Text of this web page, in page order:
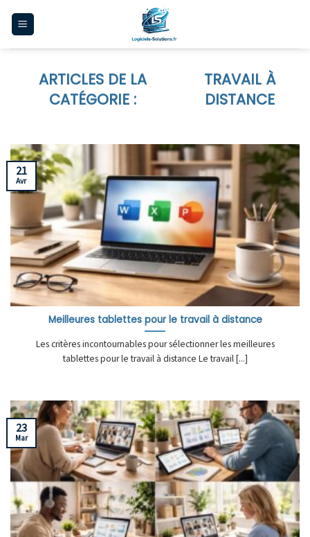
TRAVAIL À
DISTANCE
Meilleures tablettes pour le travail à distance
Les critères incontournables pour sélectionner les meilleures
tablettes pour le travail à distance Le travail [...]
21
Avr
23
Mar